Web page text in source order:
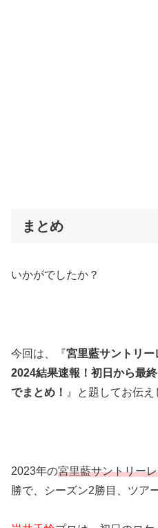
まとめ
いかがでしたか？
今回は、『宮里藍サントリ
2024結果速報！初日から最
でまとめ！ 』と題してお伝え
2023年の宮里藍サントリー
勝で、シーズン2勝目、ツア